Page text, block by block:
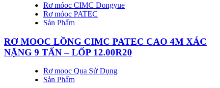
Rơ móoc CIMC Dongyue
Rơ móoc PATEC
Sản Phẩm
RƠ MOOC LỒNG CIMC PATEC CAO 4M XÁC
NẶNG 9 TẤN – LỐP 12.00R20
Rơ mooc Qua Sử Dụng
Sản Phẩm